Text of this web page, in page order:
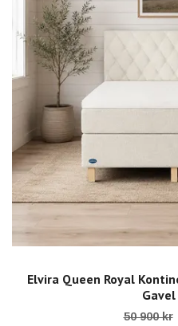
Elvira Queen Royal
50 900 kr